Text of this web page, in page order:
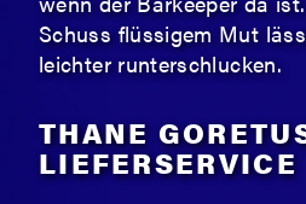
Schuss flüssigem Mut
leichter runterschlucken.
THANE
LIEFERSERVICE